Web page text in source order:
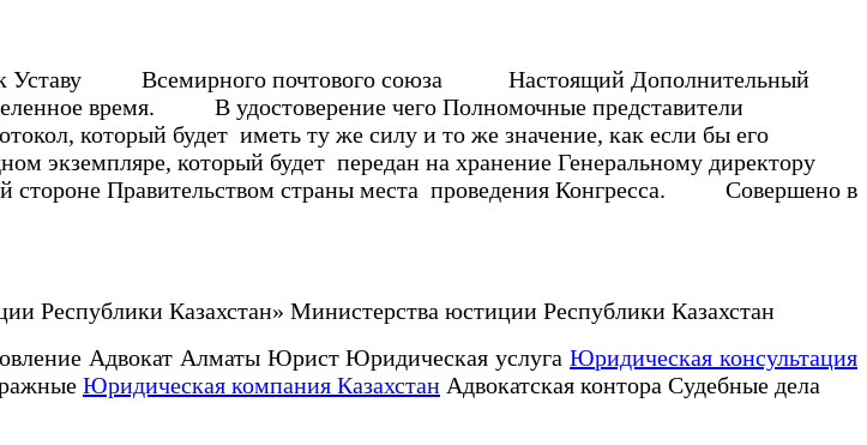
Уставу Всемирного почтового союза
Настоящий Дополнительный
время. В удостоверение чего Полномочные представители
который будет иметь ту же силу и то же значение, как если бы его
экземпляре, который будет передан на хранение Генеральному директору
стороне Правительством страны места проведения Конгресса. Совершено в
Республики Казахстан» Министерства юстиции Республики Казахстан
Адвокат Алматы Юрист Юридическая услугаЮридическая консультация
Юридическая компания Казахстан Адвокатская контора Судебные дела